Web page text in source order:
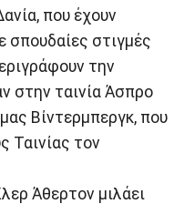
που έχουν
σπουδαίες στιγμές
την
στην ταινία Άσπρο
Βίντερμπεργκ, που
Ταινίας τον
Άθερτον μιλάει